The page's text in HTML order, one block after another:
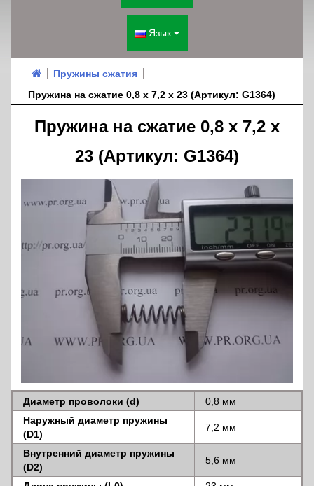
Язык
Пружины сжатия
Пружина на сжатие 0,8 х 7,2 х 23 (Артикул: G1364)
Пружина на сжатие 0,8 х 7,2 х
23 (Артикул: G1364)
Диаметр проволоки (d)
0,8 мм
Наружный диаметр пружины
(D1)
7,2 мм
Внутренний диаметр пружины
(D2)
5,6 мм